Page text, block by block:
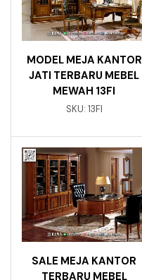
MODEL MEJA KANTOR
JATI TERBARU MEBEL
MEWAH 13FI
SKU: 13FI
SALE MEJA KANTOR
TERBARU MEBEL